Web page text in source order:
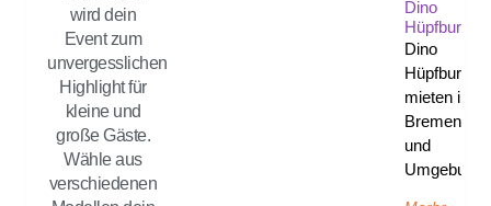
wird dein
Event zum
unvergesslichen
Highlight für
kleine und
große Gäste.
Wähle aus
verschiedenen
Dino
Hüpfburg
Dino
Hüpfburg
mieten in
Bremen
und
Umgebung